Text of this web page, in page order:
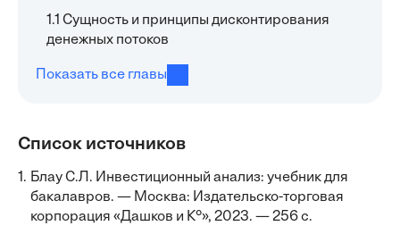
1.1 Сущность и принципы дисконтирования
денежных потоков
Показать все главы
Список источников
1. Блау С.Л. Инвестиционный анализ: учебник для
бакалавров. — Москва: Издательско-торговая
корпорация «Дашков и К°», 2023. — 256 с.